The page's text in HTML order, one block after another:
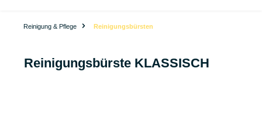
Reinigung & Pflege Reinigungsbürsten
Reinigungsbürste KLASSISCH